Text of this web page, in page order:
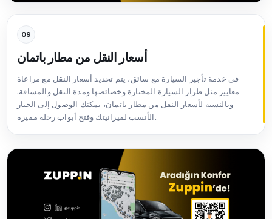
09
أسعار النقل من مطار باتمان
في خدمة تأجير السيارة مع سائق، يتم تحديد أسعار النقل مع مراعاة
معايير مثل طراز السيارة المختارة وخصائصها ومدة النقل والمسافة.
وبالنسبة لأسعار النقل من مطار باتمان، يمكنك الوصول إلى الخيار
الأنسب لميزانيتك وفتح أبواب رحلة مميزة.